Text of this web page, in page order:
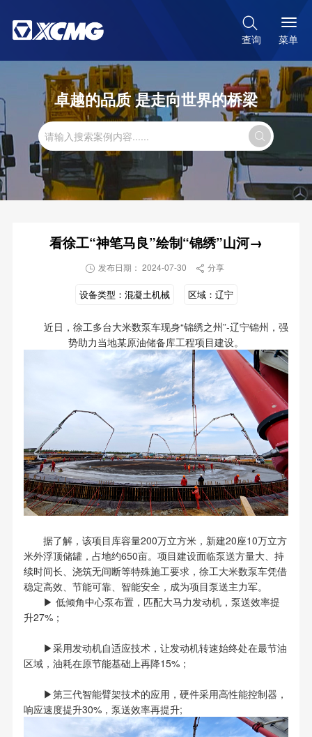

查询 菜单
卓越的品质 是走向世界的桥梁

看徐工“神笔马良”绘制“锦绣”山河→
 发布日期： 2024-07-30  分享
设备类型： 混凝土机械 区域： 辽宁
近日，徐工多台大米数泵车现身“锦绣之州”-辽宁锦州，强
势助力当地某原油储备库工程项目建设。
据了解，该项目库容量200万立方米，新建20座10万立方
米外浮顶储罐，占地约650亩。项目建设面临泵送方量大、持
续时间长、浇筑无间断等特殊施工要求，徐工大米数泵车凭借
稳定高效、节能可靠、智能安全，成为项目泵送主力军。
▶ 低倾角中心泵布置，匹配大马力发动机，泵送效率提
升27%；
▶采用发动机自适应技术，让发动机转速始终处在最节油
区域，油耗在原节能基础上再降15%；
▶第三代智能臂架技术的应用，硬件采用高性能控制器，
响应速度提升30%，泵送效率再提升;